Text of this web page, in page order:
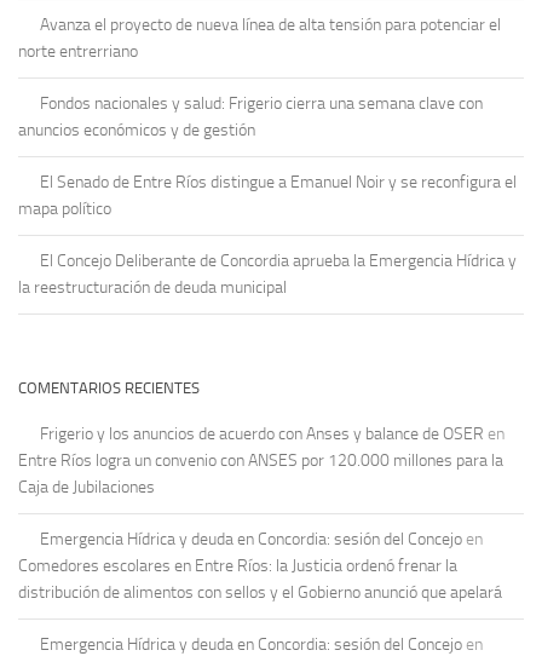
Avanza el proyecto de nueva línea de alta tensión para potenciar el
norte entrerriano
Fondos nacionales y salud: Frigerio cierra una semana clave con
anuncios económicos y de gestión
El Senado de Entre Ríos distingue a Emanuel Noir y se reconfigura el
mapa político
El Concejo Deliberante de Concordia aprueba la Emergencia Hídrica y
la reestructuración de deuda municipal
COMENTARIOS RECIENTES
Frigerio y los anuncios de acuerdo con Anses y balance de OSER en
Entre Ríos logra un convenio con ANSES por 120.000 millones para la
Caja de Jubilaciones
Emergencia Hídrica y deuda en Concordia: sesión del Concejo en
Comedores escolares en Entre Ríos: la Justicia ordenó frenar la
distribución de alimentos con sellos y el Gobierno anunció que apelará
Emergencia Hídrica y deuda en Concordia: sesión del Concejo en